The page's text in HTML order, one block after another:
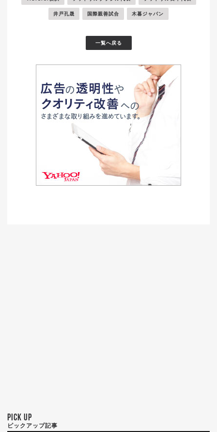
井戸孔晟 国際親善試合 木暮ジャパン
一覧へ戻る
PICK UP
ピックアップ記事